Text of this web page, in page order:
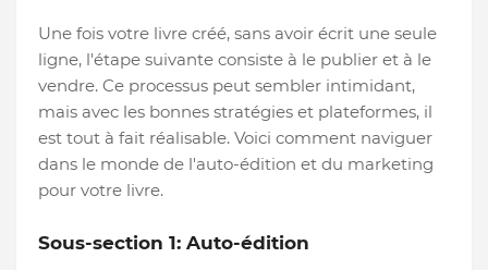
Une fois votre livre créé, sans avoir écrit une seule
ligne, l'étape suivante consiste à le publier et à le
vendre. Ce processus peut sembler intimidant,
mais avec les bonnes stratégies et plateformes, il
est tout à fait réalisable. Voici comment naviguer
dans le monde de l'auto-édition et du marketing
pour votre livre.
Sous-section 1: Auto-édition